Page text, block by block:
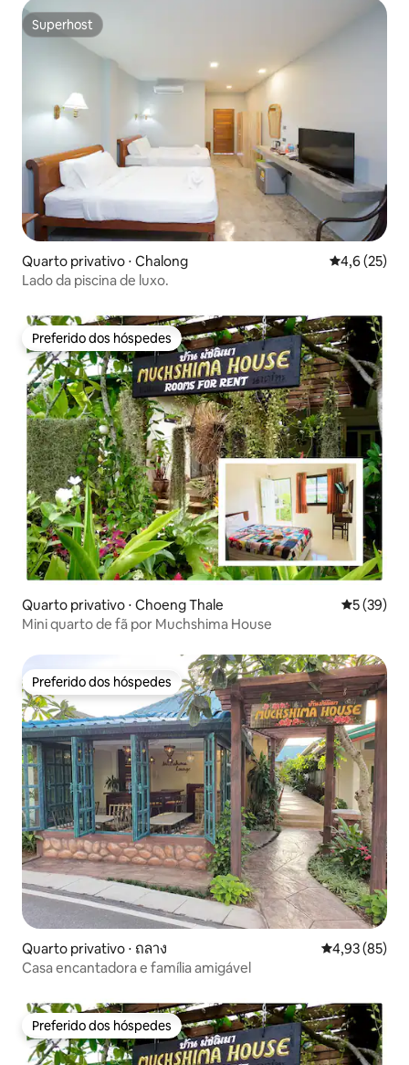
Superhost
Superhost
Quarto privativo ⋅ Chalong 4,6 de uma
4,6 (25)
Lado da piscina de luxo.
Preferido dos hóspedes
Preferido dos hóspedes
Quarto privativo ⋅ Choeng Thale 5 de uma
5 (39)
Mini quarto de fã por Muchshima House
Preferido dos hóspedes
Preferido dos hóspedes
Quarto privativo ⋅ ถลาง 4,93 de uma
4,93 (85)
Casa encantadora e família amigável
Preferido dos hóspedes
Preferido dos hóspedes